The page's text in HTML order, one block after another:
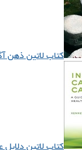
کتاب لاتین ذهن
کتاب لاتین دلایل